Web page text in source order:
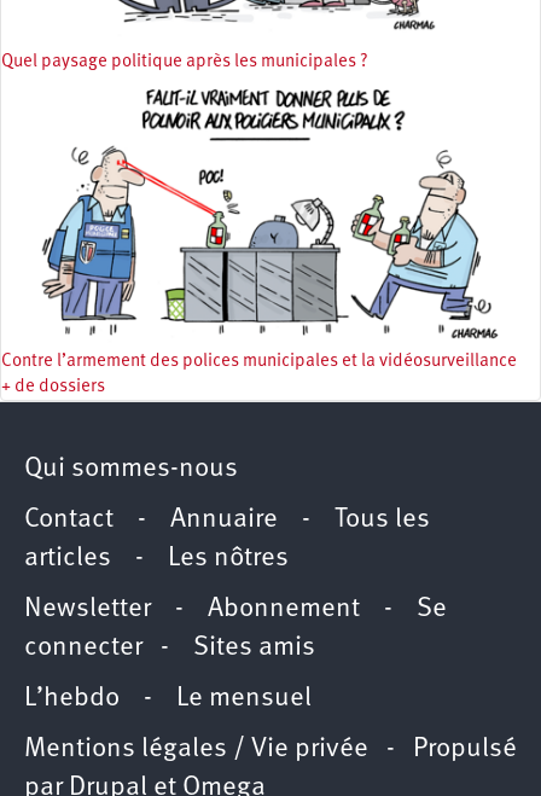
Quel paysage politique après les municipales ?
Contre l’armement des polices municipales et la vidéosurveillance
+ de dossiers
Qui sommes-nous
Contact - Annuaire -
Tous les
articles - Les nôtres
Newsletter- Abonnement - Se
connecter- Sites amis
L’hebdo - Le mensuel
Mentions légales / Vie privée - Propulsé
par Drupal et Omega